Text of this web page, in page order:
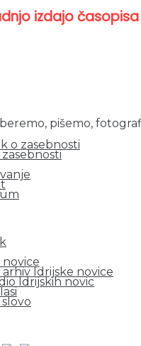
izdajo
pišemo,
o zasebnosti
novice
Idrijske novice
Idrijskih novic